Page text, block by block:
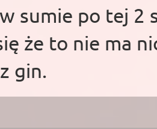
sumie po tej 2
że to nie ma
gin.